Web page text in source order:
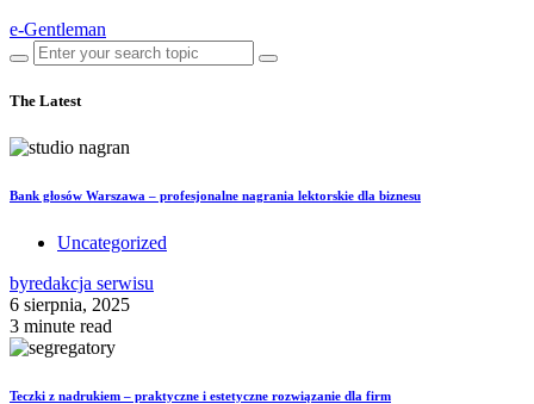
e-Gentleman
The Latest
Bank głosów Warszawa – profesjonalne nagrania lektorskie dla biznesu
Uncategorized
byredakcja serwisu
6 sierpnia, 2025
3 minute read
Teczki z nadrukiem – praktyczne i estetyczne rozwiązanie dla firm